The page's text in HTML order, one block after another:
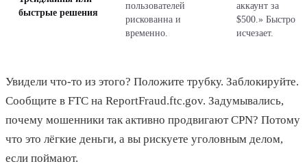
быстрые решения
пользователей
рискованна и
временно.
аккаунт за
$500.» Быстро
исчезает.
Увидели что-то из этого? Положите трубку. Заблокируйте.
Сообщите в FTC на ReportFraud.ftc.gov. Задумывались,
почему мошенники так активно продвигают CPN? Потому
что это лёгкие деньги, а вы рискуете уголовным делом,
если поймают.